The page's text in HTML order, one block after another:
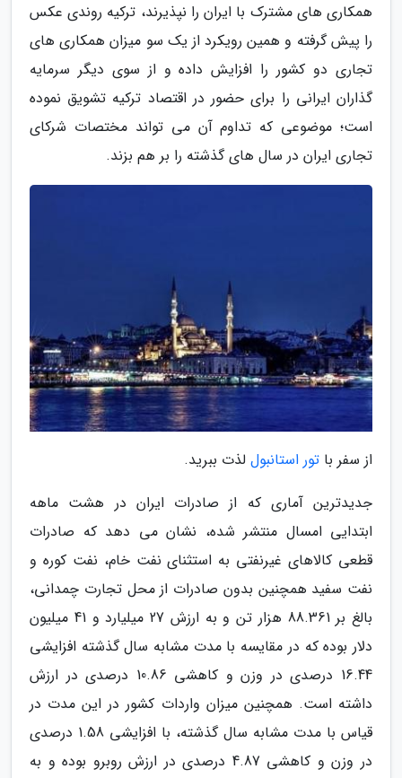
همکاری های مشترک با ایران را نپذیرند، ترکیه روندی عکس
را پیش گرفته و همین رویکرد از یک سو میزان همکاری های
تجاری دو کشور را افزایش داده و از سوی دیگر سرمایه
گذاران ایرانی را برای حضور در اقتصاد ترکیه تشویق نموده
است؛ موضوعی که تداوم آن می تواند مختصات شرکای
تجاری ایران در سال های گذشته را بر هم بزند.
از سفر با تور استانبول لذت ببرید.
جدیدترین آماری که از صادرات ایران در هشت ماهه
ابتدایی امسال منتشر شده، نشان می دهد که صادرات
قطعی کالاهای غیرنفتی به استثنای نفت خام، نفت کوره و
نفت سفید همچنین بدون صادرات از محل تجارت چمدانی،
بالغ بر 88.361 هزار تن و به ارزش 27 میلیارد و 41 میلیون
دلار بوده که در مقایسه با مدت مشابه سال گذشته افزایشی
16.44 درصدی در وزن و کاهشی 10.86 درصدی در ارزش
داشته است. همچنین میزان واردات کشور در این مدت در
قیاس با مدت مشابه سال گذشته، با افزایشی 1.58 درصدی
در وزن و کاهشی 4.87 درصدی در ارزش روبرو بوده و به